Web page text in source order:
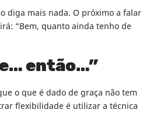
diga mais nada. O próximo a falar
“Bem, quanto ainda tenho de
então…”
o que é dado de graça não tem
flexibilidade é utilizar a técnica